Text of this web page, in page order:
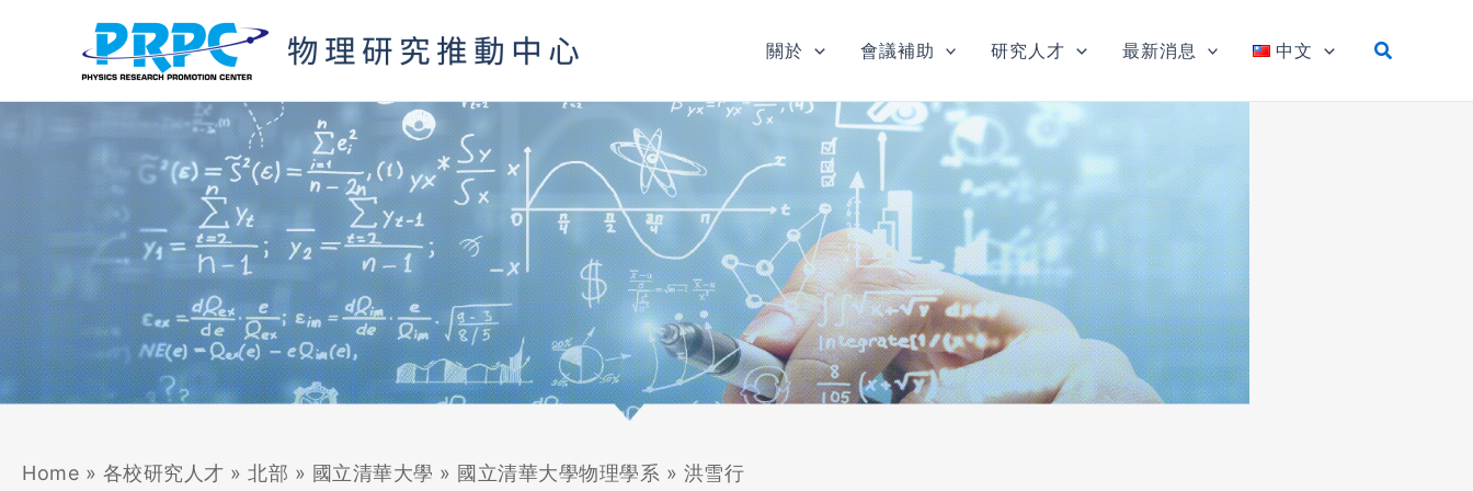
內
容
關於 會議補助 研究人才 最新消息 中文
Home » 各校研究人才 » 北部 » 國立清華大學 » 國立清華大學物理學系 » 洪雪行